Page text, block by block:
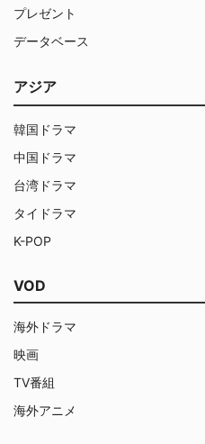
プレゼント
データベース
アジア
韓国ドラマ
中国ドラマ
台湾ドラマ
タイドラマ
K-POP
VOD
海外ドラマ
映画
TV番組
海外アニメ